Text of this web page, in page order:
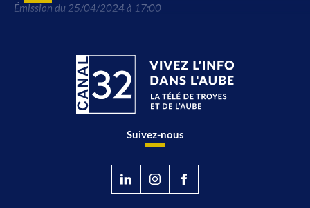
Émission du 25/04/2024 à 17:00
Suivez-nous